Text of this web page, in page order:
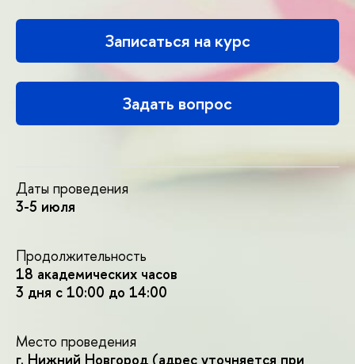
Записаться на курс
Задать вопрос
Даты проведения
3-5 июля
Продолжительность
18 академических часо
3 дня с 10:00 до 14:00
Место проведения
. Нижний Новгород (адрес уточняется при